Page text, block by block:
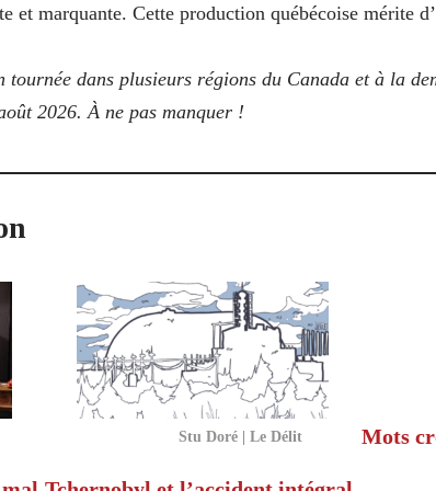
et marquante. Cette production québécoise mérite
tournée dans plusieurs régions du Canada et à la
2026. À ne pas manquer !
Stu Doré | Le Délit Mots